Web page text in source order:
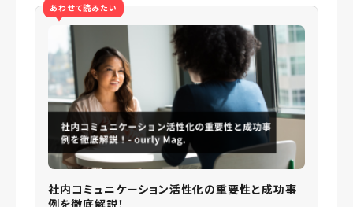
あわせて読みたい
社内コミュニケーション活性化の重要性と成功事
例を徹底解説！